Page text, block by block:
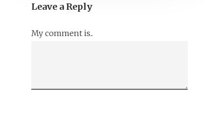
Leave a Reply
My comment is..